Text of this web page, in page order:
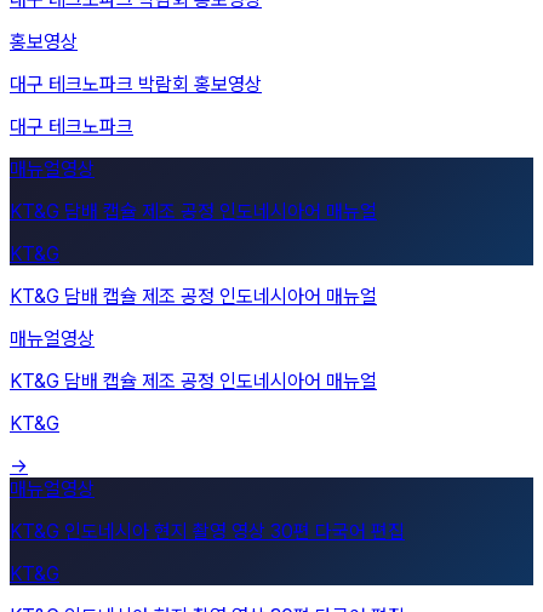
홍보영상
대구 테크노파크 박람회 홍보영상
대구 테크노파크
KT&G 담배 캡슐 제조 공정 인도네시아어 매뉴얼
KT&G
매뉴얼영상
KT&G 담배 캡슐 제조 공정 인도네시아어 매뉴얼
KT&G
→
KT&G 인도네시아 현지 촬영 영상 30편 다국어 편집
KT&G